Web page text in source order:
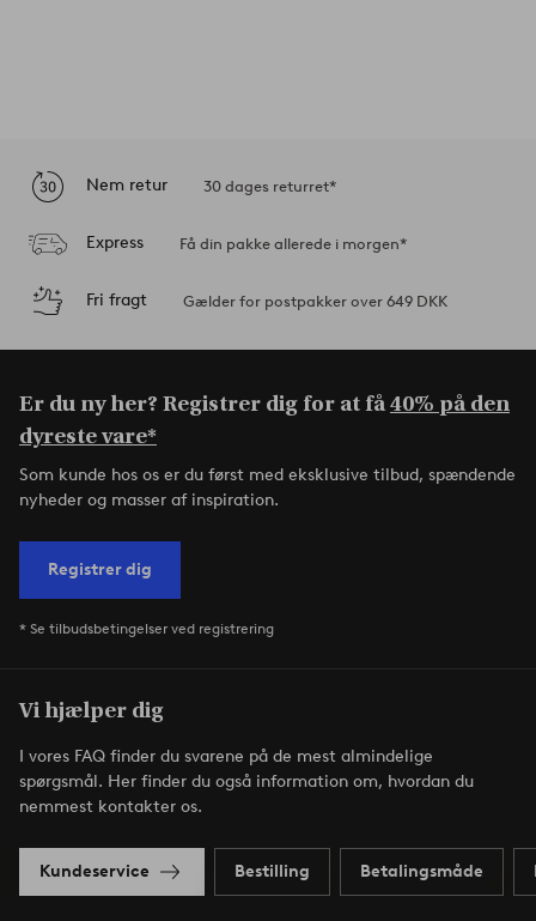
Nem retur 30 dages returret*
Express Få din pakke allerede i morgen*
Fri fragt Gælder for postpakker over 649 DKK
Er du ny her? Registrer dig for at få40% på den
dyreste vare*
Som kunde hos os er du først med eksklusive tilbud, spændende
nyheder og masser af inspiration.
Registrer dig
* Se tilbudsbetingelser ved registrering
Vi hjælper dig
I vores FAQ finder du svarene på de mest almindelige
spørgsmål. Her finder du også information om, hvordan du
nemmest kontakter os.
Kundeservice Bestilling Betalingsmåde